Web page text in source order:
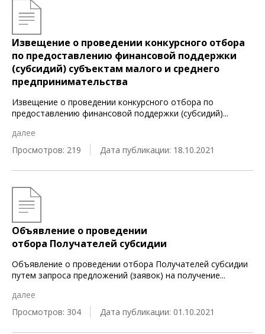
Извещение о проведении конкурсного отбора
по предоставлению финансовой поддержки
(субсидий) субъектам малого и среднего
предпринимательства
Извещение о проведении конкурсного отбора по
предоставлению финансовой поддержки (субсидий)...
далее
Просмотров: 219
Дата публикации: 18.10.2021
Объявление о проведении
отбора Получателей субсидии
Объявление о проведении отбора Получателей субсидии
путем запроса предложений (заявок) на получение...
далее
Просмотров: 304
Дата публикации: 01.10.2021